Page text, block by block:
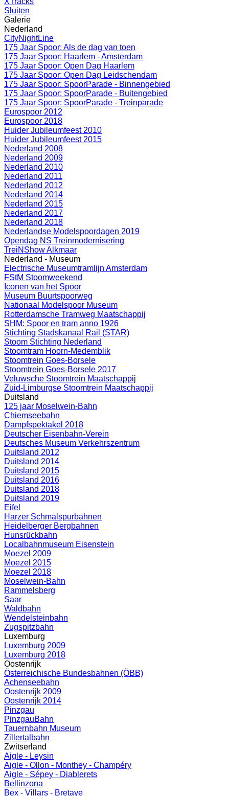
Sluiten
Galerie
Nederland
CityNightLine
175 Jaar Spoor: Als de dag van toen
175 Jaar Spoor: Haarlem - Amsterdam
175 Jaar Spoor: Open Dag Haarlem
175 Jaar Spoor: Open Dag Leidschendam
175 Jaar Spoor: SpoorParade - Binnengebied
175 Jaar Spoor: SpoorParade - Buitengebied
175 Jaar Spoor: SpoorParade - Treinparade
Eurospoor 2012
Eurospoor 2018
Huider Jubileumfeest 2010
Huider Jubileumfeest 2015
Nederland 2008
Nederland 2009
Nederland 2010
Nederland 2011
Nederland 2012
Nederland 2014
Nederland 2015
Nederland 2017
Nederland 2018
Nederlandse Modelspoordagen 2019
Opendag NS Treinmodernisering
TreiNShow Alkmaar
Nederland - Museum
Electrische Museumtramlijn Amsterdam
FStM Stoomweekend
Iconen van het Spoor
Museum Buurtspoorweg
Nationaal Modelspoor Museum
Rotterdamsche Tramweg Maatschappij
SHM: Spoor en tram anno 1926
Stichting Stadskanaal Rail (STAR)
Stoom Stichting Nederland
Stoomtram Hoorn-Medemblik
Stoomtrein Goes-Borsele
Stoomtrein Goes-Borsele 2017
Veluwsche Stoomtrein Maatschappij
Zuid-Limburgse Stoomtrein Maatschappij
Duitsland
125 jaar Moselwein-Bahn
Chiemseebahn
Dampfspektakel 2018
Deutscher Eisenbahn-Verein
Deutsches Museum Verkehrszentrum
Duitsland 2012
Duitsland 2014
Duitsland 2015
Duitsland 2016
Duitsland 2018
Duitsland 2019
Eifel
Harzer Schmalspurbahnen
Heidelberger Bergbahnen
Hunsrückbahn
Localbahnmuseum Eisenstein
Moezel 2009
Moezel 2015
Moezel 2018
Moselwein-Bahn
Rammelsberg
Saar
Waldbahn
Wendelsteinbahn
Zugspitzbahn
Luxemburg
Luxemburg 2009
Luxemburg 2018
Oostenrijk
Österreichische Bundesbahnen (ÖBB)
Achenseebahn
Oostenrijk 2009
Oostenrijk 2014
Pinzgau
PinzgauBahn
Tauernbahn Museum
Zillertalbahn
Zwitserland
Aigle - Leysin
Aigle - Ollon - Monthey - Champéry
Aigle - Sépey - Diablerets
Bellinzona
Bex - Villars - Bretaye